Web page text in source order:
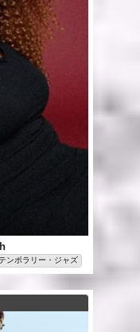
ンポラリー・ジャズ